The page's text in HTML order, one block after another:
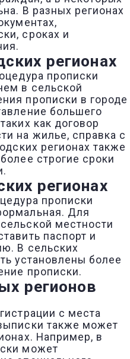
В разных регионах
сроках и
регионах
прописки
в сельской
прописки в городе
большего
как договор
на жилье, справка с
регионах также
строгие сроки
регионах
прописки
Для
местности
паспорт и
В сельских
установлены более
прописки.
регионов
с места
также может
Например, в
может